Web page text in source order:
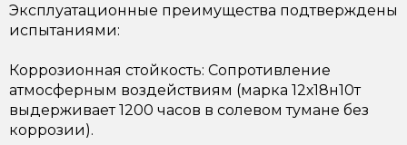
Эксплуатационные преимущества подтверждены
испытаниями:
Коррозионная стойкость: Сопротивление
атмосферным воздействиям (марка 12х18н10т
выдерживает 1200 часов в солевом тумане без
коррозии).